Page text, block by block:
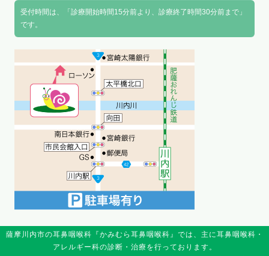
受付時間は、「診療開始時間15分前より、診療終了時間30分前まで」
です。
薩摩川内市の耳鼻咽喉科『かみむら耳鼻咽喉科』では、主に耳鼻咽喉科・
アレルギー科の診断・治療を行っております。